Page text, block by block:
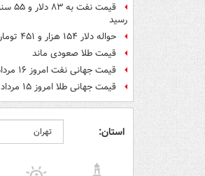
قیمت
رسید
حواله دلار ۱۵۴ هزار و ۴۵۱ تومان شد
قیمت طلا صعودی ماند
قیمت جهانی نفت امروز ۱۶ مرداد
قیمت جهانی طلا امروز ۱۵ مرداد
استان: